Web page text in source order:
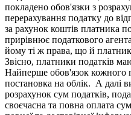
покладено обов'язки з
перерахування податку до
за рахунок коштів платника
прирівнює податкового
йому ті ж права, що й
Звісно, платники податків
Найперше обов'язок кожного
постановка на облік. А далі
розрахунок сум податків,
своєчасна та повна оплата